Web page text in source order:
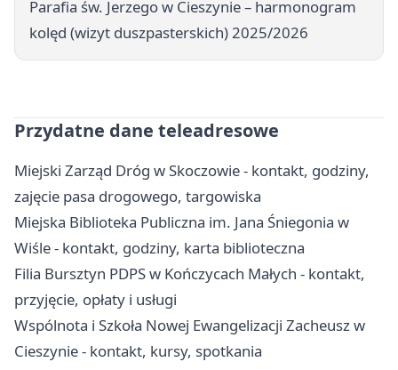
Parafia św. Jerzego w Cieszynie – harmonogram
kolęd (wizyt duszpasterskich) 2025/2026
Przydatne dane teleadresowe
Miejski Zarząd Dróg w Skoczowie - kontakt, godziny,
zajęcie pasa drogowego, targowiska
Miejska Biblioteka Publiczna im. Jana Śniegonia w
Wiśle - kontakt, godziny, karta biblioteczna
Filia Bursztyn PDPS w Kończycach Małych - kontakt,
przyjęcie, opłaty i usługi
Wspólnota i Szkoła Nowej Ewangelizacji Zacheusz w
Cieszynie - kontakt, kursy, spotkania